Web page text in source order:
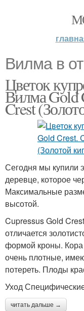
Вилма в
Цветок
Вилма Gold
Crest
Сегодня мы купили
деревце, которое
Максимальные
высотой.
Cupressus Gold
отличается
формой кроны. Кора
очень плотные,
потереть. Плоды
Уход
читать дальше →